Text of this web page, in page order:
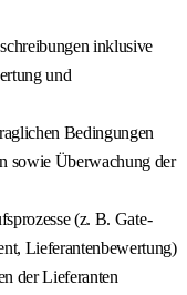
inklusive
und
Bedingungen
sowie Überwachung der
(z. B. Gate-
Lieferantenbewertung)
der Lieferanten